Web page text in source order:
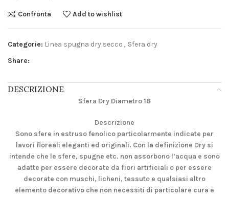
Confronta Add to wishlist
Categorie: Linea spugna dry secco , Sfera dry
Share:
DESCRIZIONE
Sfera Dry Diametro 18
Descrizione
Sono sfere in estruso fenolico particolarmente indicate per
lavori floreali eleganti ed originali. Con la definizione Dry si
intende che le sfere, spugne etc. non assorbono l’acqua e sono
adatte per essere decorate da fiori artificiali o per essere
decorate con muschi, licheni, tessuto e qualsiasi altro
elemento decorativo che non necessiti di particolare cura e